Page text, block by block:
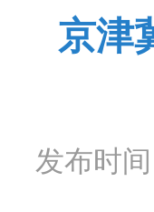
京津
发布时间